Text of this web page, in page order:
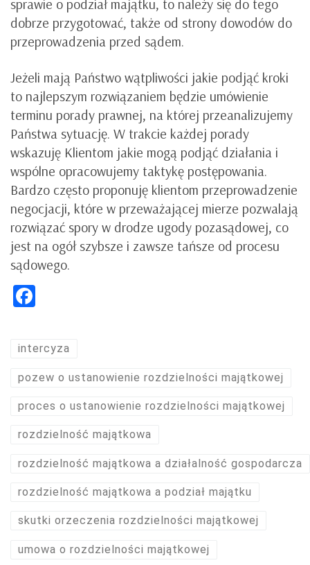
sprawie o podział majątku, to należy się do tego
dobrze przygotować, także od strony dowodów do
przeprowadzenia przed sądem.
Jeżeli mają Państwo wątpliwości jakie podjąć kroki
to najlepszym rozwiązaniem będzie umówienie
terminu porady prawnej, na której przeanalizujemy
Państwa sytuację. W trakcie każdej porady
wskazuję Klientom jakie mogą podjąć działania i
wspólne opracowujemy taktykę postępowania.
Bardzo często proponuję klientom przeprowadzenie
negocjacji, które w przeważającej mierze pozwalają
rozwiązać spory w drodze ugody pozasądowej, co
jest na ogół szybsze i zawsze tańsze od procesu
sądowego.
intercyza
pozew o ustanowienie rozdzielności majątkowej
proces o ustanowienie rozdzielności majątkowej
rozdzielność majątkowa
rozdzielność majątkowa a działalność gospodarcza
rozdzielność majątkowa a podział majątku
skutki orzeczenia rozdzielności majątkowej
umowa o rozdzielności majątkowej